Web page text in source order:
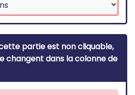
partie est non cliquable,
changent dans la colonne de